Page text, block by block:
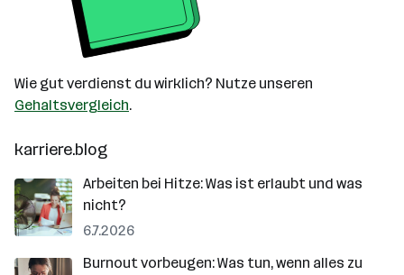
Wie gut verdienst du wirklich? Nutze unseren
Gehaltsvergleich.
karriere.blog
Arbeiten bei Hitze: Was ist erlaubt und was
nicht?
6.7.2026
Burnout vorbeugen: Was tun, wenn alles zu